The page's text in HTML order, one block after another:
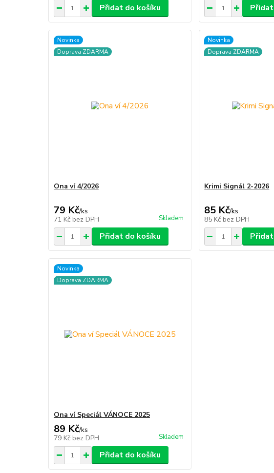
Přidat do košíku
Novinka
Doprava ZDARMA
Ona ví 4/2026
79 Kč/ks
71 Kč bez DPH Skladem
Přidat do košíku
Novinka
Doprava ZDARMA
Krimi Signál 2-2026
85 Kč/ks
85 Kč bez DPH
Novinka
Doprava ZDARMA
Ona ví Speciál VÁNOCE 2025
89 Kč/ks
79 Kč bez DPH Skladem
Přidat do košíku